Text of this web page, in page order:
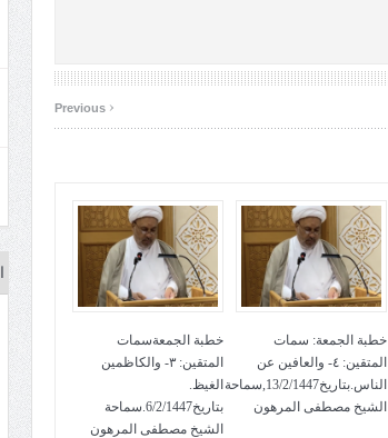
‹
خطبة الجمعة: سمات
المتقين: ٤- والعافين عن
الناس.بتاريخ13/2/1447,سماحة
الشيخ مصطفى المرهون
خطبة الجمعةسمات
المتقين: ٣- والكاظمين
الغيظ.
بتاريخ6/2/1447.سماحة
الشيخ مصطفى المرهون